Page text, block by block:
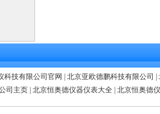
科技有限公司官网 北京亚欧德鹏科技有限公司
司主页| 北京恒奥德仪器仪表大全| 北京恒奥德